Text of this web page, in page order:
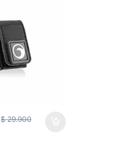
$29.900